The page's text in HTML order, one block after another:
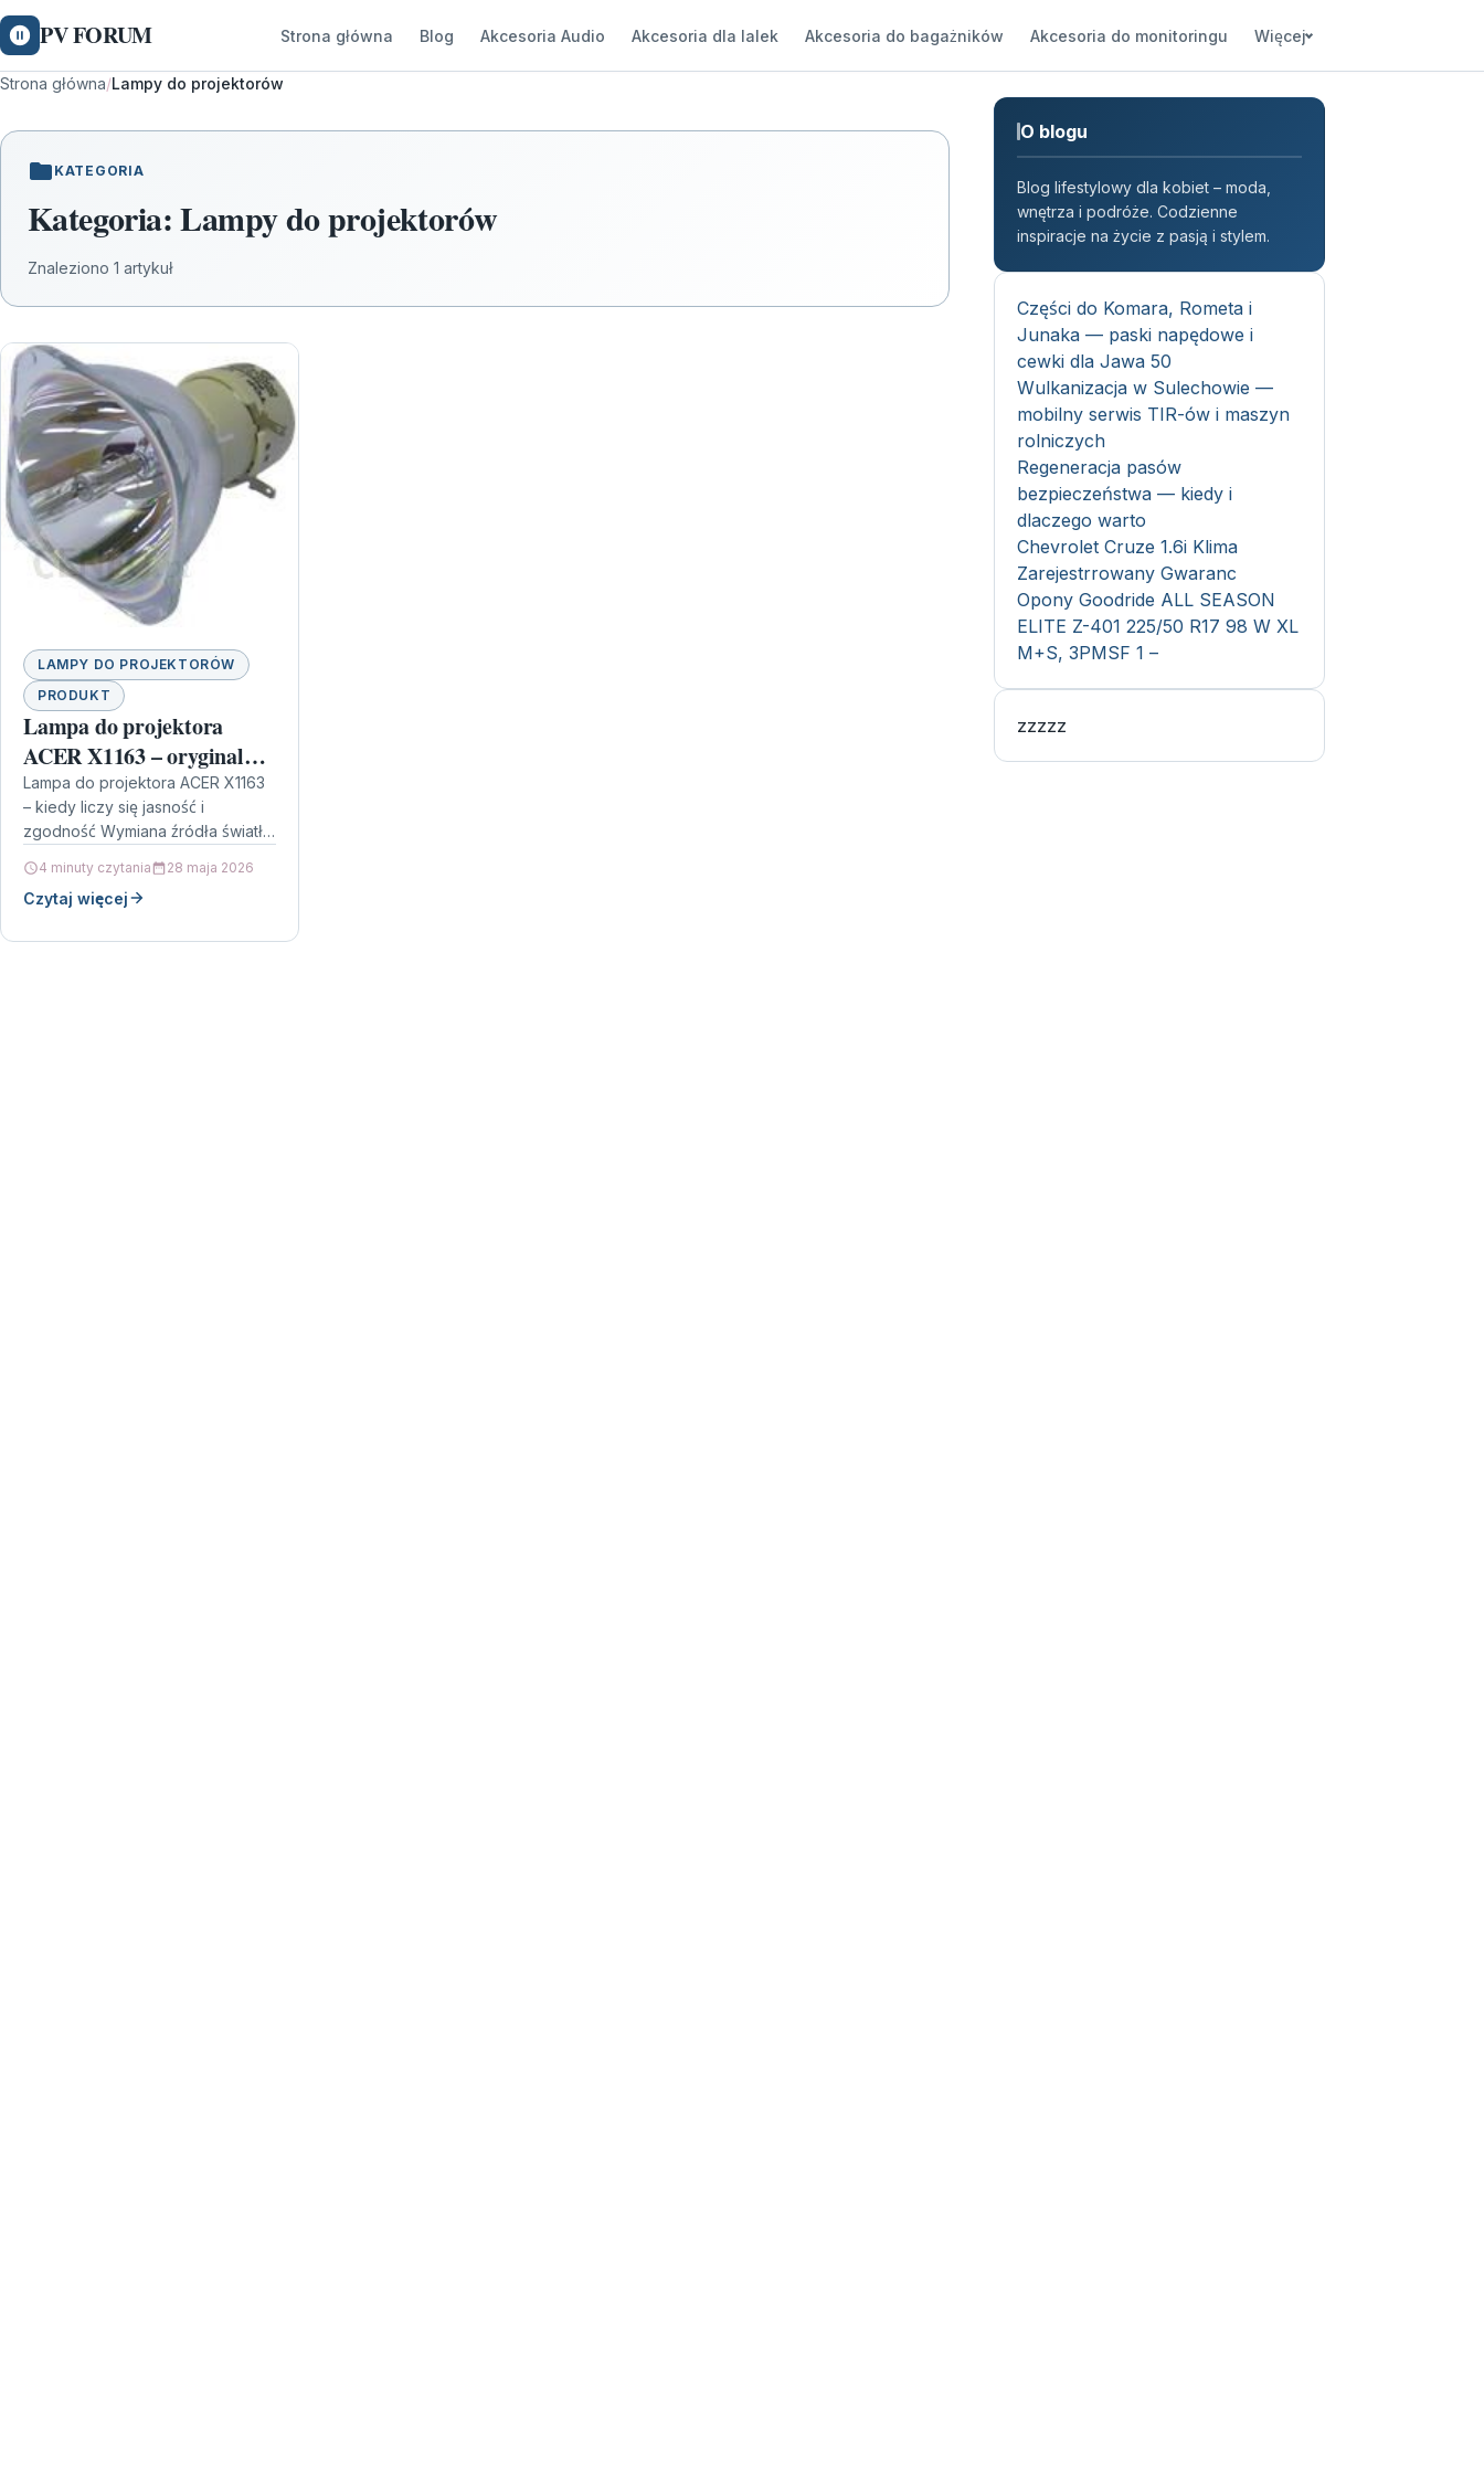
PV FORUM Strona główna Blog Akcesoria Audio Akcesoria dla lalek Akcesoria do bagażników Akcesoria do monitoringu Więcej
Strona główna/Lampy do projektorów
KATEGORIA
Kategoria:Lampy do projektorów
Znaleziono 1 artykuł
LAMPY DO PROJEKTORÓW
PRODUKT
Lampa do projektora
ACER X1163 – oryginalna
lampa bez modułu
Lampa do projektora ACER X1163
– kiedy liczy się jasność i
zgodność Wymiana źródła światła
najprostszych sposobów, by
przywrócić…
4 minuty czytania 28 maja 2026
Czytaj więcej
O blogu
Blog lifestylowy dla kobiet – moda,
wnętrza i podróże. Codzienne
inspiracje na życie z pasją i stylem.
Części do Komara, Rometa i
Junaka — paski napędowe i
cewki dla Jawa 50
Wulkanizacja w Sulechowie —
mobilny serwis TIR-ów i maszyn
rolniczych
Regeneracja pasów
bezpieczeństwa — kiedy i
dlaczego warto
Chevrolet Cruze 1.6i Klima
Zarejestrrowany Gwaranc
Opony Goodride ALL SEASON
ELITE Z-401 225/50 R17 98 W XL
M+S, 3PMSF 1 –
zzzzz